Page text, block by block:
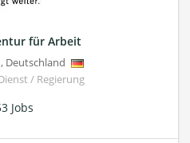
für Arbeit
, Deutschland
/ Regierung
Jobs